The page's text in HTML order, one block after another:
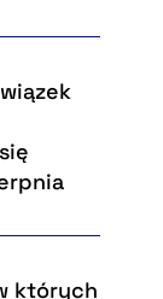
których